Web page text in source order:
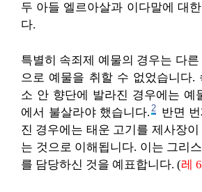
두 아들 엘르아살과 이다말에 대
다.
특별히 속죄제 예물의 경우는 다
으로 예물을 취할 수 없었습니다.
소 안 향단에 발라진 경우에는 예
에서 불살라야 했습니다. 2 반면
진 경우에는 태운 고기를 제사장
는 것으로 이해됩니다. 이는 그리
를 담당하신 것을 예표합니다. (레